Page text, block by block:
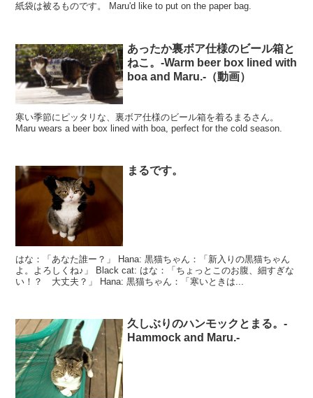
紙袋は被るものです。 Maru'd like to put on the paper bag.
あったか裏ボア仕様のビール箱と
ねこ。-Warm beer box lined with
boa and Maru.-（動画）
寒い季節にピッタリな、裏ボア仕様のビール箱を着るまるさん。
Maru wears a beer box lined with boa, perfect for the cold season.
まるです。
はな：「あなた誰ー？」 Hana: 黒猫ちゃん：「新入りの黒猫ちゃん
よ。よろしくね♪」 Black cat: はな：「ちょっとこのお腹、細すぎな
い！？ 大丈夫？」 Hana: 黒猫ちゃん：「寒いときは...
久しぶりのハンモックとまる。-
Hammock and Maru.-